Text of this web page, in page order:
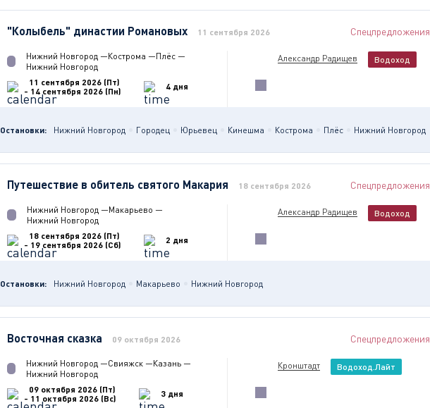
"Колыбель" династии Романовых 11 сентября 2026 Спецпредложения
Нижний Новгород —Кострома —Плёс —
Нижний Новгород
11 сентября 2026 (Пт)
- 14 сентября 2026 (Пн)
4 дня
Александр Радищев Водоход
Остановки: Нижний Новгород Городец Юрьевец Кинешма Кострома Плёс Нижний Новгород
Путешествие в обитель святого Макария 18 сентября 2026 Спецпредложения
Нижний Новгород —Макарьево —
Нижний Новгород
18 сентября 2026 (Пт)
- 19 сентября 2026 (Сб)
2 дня
Александр Радищев Водоход
Остановки: Нижний Новгород Макарьево Нижний Новгород
Восточная сказка 09 октября 2026 Спецпредложения
Нижний Новгород —Свияжск —Казань —
Нижний Новгород
09 октября 2026 (Пт)
- 11 октября 2026 (Вс)
3 дня
Кронштадт Водоход.Лайт